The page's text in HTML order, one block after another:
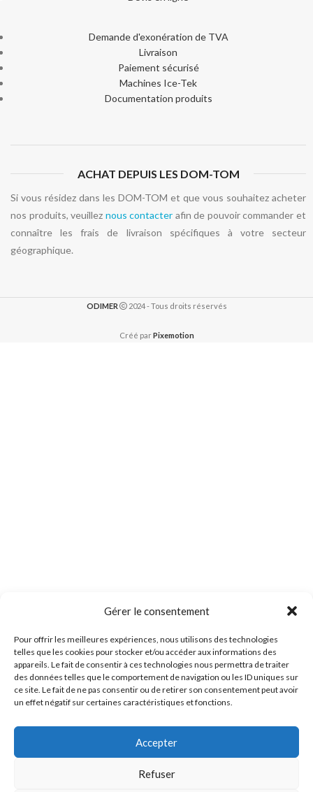
Gérer le consentement
Pour offrir les meilleures expériences, nous utilisons des technologies
telles que les cookies pour stocker et/ou accéder aux informations des
appareils. Le fait de consentir à ces technologies nous permettra de traiter
des données telles que le comportement de navigation ou les ID uniques sur
ce site. Le fait de ne pas consentir ou de retirer son consentement peut avoir
un effet négatif sur certaines caractéristiques et fonctions.
Accepter
Refuser
Demande d'exonération de TVA
Livraison
Paiement sécurisé
Machines Ice-Tek
Documentation produits
ACHAT DEPUIS LES DOM-TOM
Si vous résidez dans les DOM-TOM et que vous souhaitez acheter
nos produits, veuillez nous contacter afin de pouvoir commander et
connaître les frais de livraison spécifiques à votre secteur
géographique.
ODIMER 2024 - Tous droits réservés
Créé parPixemotion